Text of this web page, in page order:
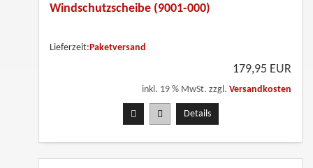
Windschutzscheibe (9001-000)
Lieferzeit: Paketversand
179,95 EUR
inkl. 19 % MwSt. zzgl. Versandkosten
Details